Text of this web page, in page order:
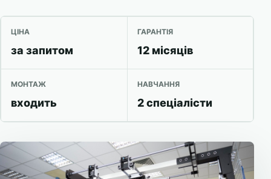
ЦІНА
за запитом
ГАРАНТІЯ
12 місяців
МОНТАЖ
входить
НАВЧАННЯ
2 спеціалісти